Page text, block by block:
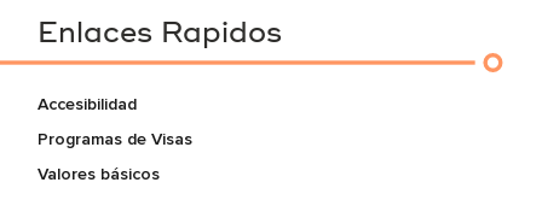
Enlaces Rapidos
Accesibilidad
Programas de Visas
Valores básicos